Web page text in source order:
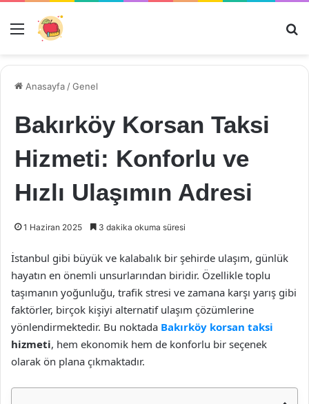
Menü
Anasayfa /Genel
Bakırköy Korsan Taksi
Hizmeti: Konforlu ve
Hızlı Ulaşımın Adresi
1 Haziran 2025 3 dakika okuma süresi
İstanbul gibi büyük ve kalabalık bir şehirde ulaşım, günlük
hayatın en önemli unsurlarından biridir. Özellikle toplu
taşımanın yoğunluğu, trafik stresi ve zamana karşı yarış gibi
faktörler, birçok kişiyi alternatif ulaşım çözümlerine
yönlendirmektedir. Bu noktada Bakırköy korsan taksi
hizmeti, hem ekonomik hem de konforlu bir seçenek
olarak ön plana çıkmaktadır.